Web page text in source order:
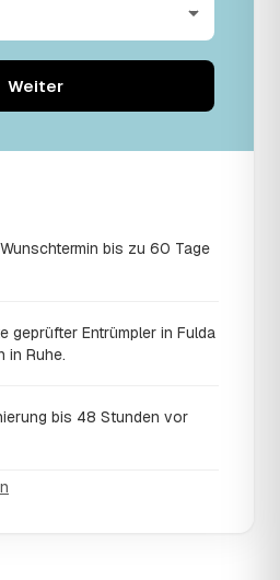
Weiter
bis zu 60 Tage
geprüfter Entrümpler in Fulda
in Ruhe.
bis 48 Stunden vor